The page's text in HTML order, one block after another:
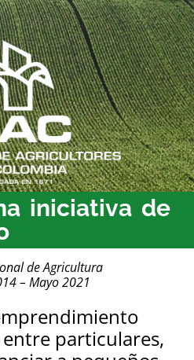
iniciativa de
de Agricultura
– Mayo 2021
particulares,